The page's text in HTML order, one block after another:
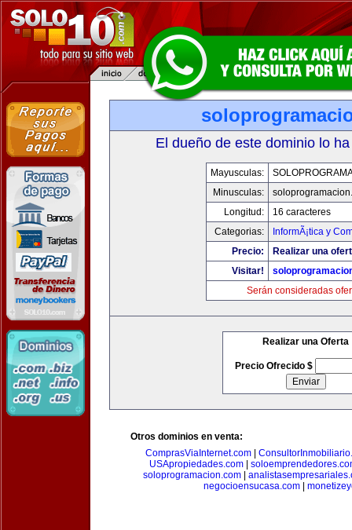
El dueño de este dominio lo
Mayusculas:
Minusculas:
Longitud:
16 caracteres
Categorias:
InformÃ¡tica y
Precio:
Realizar una
Visitar!
Serán consideradas
Realizar una Oferta
Precio Ofrecido $
Otros dominios en venta:
ComprasViaInternet.com
USApropiedades.com
soloprogramacion.com
negocioensucasa.com|